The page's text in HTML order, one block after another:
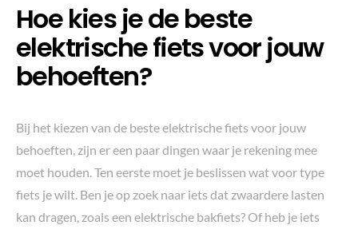
Hoe kies je de beste
elektrische fiets voor jouw
behoeften?
Bij het kiezen van de beste elektrische fiets voor jouw
behoeften, zijn er een paar dingen waar je rekening mee
moet houden. Ten eerste moet je beslissen wat voor type
fiets je wilt. Ben je op zoek naar iets dat zwaardere lasten
kan dragen, zoals een elektrische bakfiets? Of heb je iets